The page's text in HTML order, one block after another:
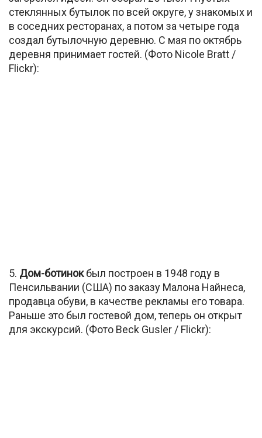
стеклянных бутылок по всей округе, у знакомых и
в соседних ресторанах, а потом за четыре года
создал бутылочную деревню. С мая по октябрь
деревня принимает гостей. (Фото Nicole Bratt /
Flickr):
5. Дом-ботинокбыл построен в 1948 году в
Пенсильвании (США) по заказу Малона Найнеса,
продавца обуви, в качестве рекламы его товара.
Раньше это был гостевой дом, теперь он открыт
для экскурсий. (Фото Beck Gusler / Flickr):